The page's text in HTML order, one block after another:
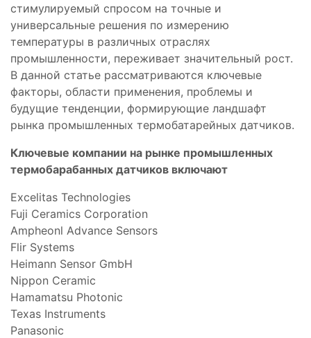
стимулируемый спросом на точные и
универсальные решения по измерению
температуры в различных отраслях
промышленности, переживает значительный рост.
В данной статье рассматриваются ключевые
факторы, области применения, проблемы и
будущие тенденции, формирующие ландшафт
рынка промышленных термобатарейных датчиков.
Ключевые компании на рынке промышленных
термобарабанных датчиков включают
Excelitas Technologies
Fuji Ceramics Corporation
Ampheonl Advance Sensors
Flir Systems
Heimann Sensor GmbH
Nippon Ceramic
Hamamatsu Photonic
Texas Instruments
Panasonic